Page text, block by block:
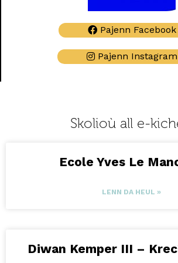
Pajenn Facebook
Pajenn Instagram
Skolioù all e-
Ecole Yves Le
LENN DA HEUL »
Diwan Kemper III –